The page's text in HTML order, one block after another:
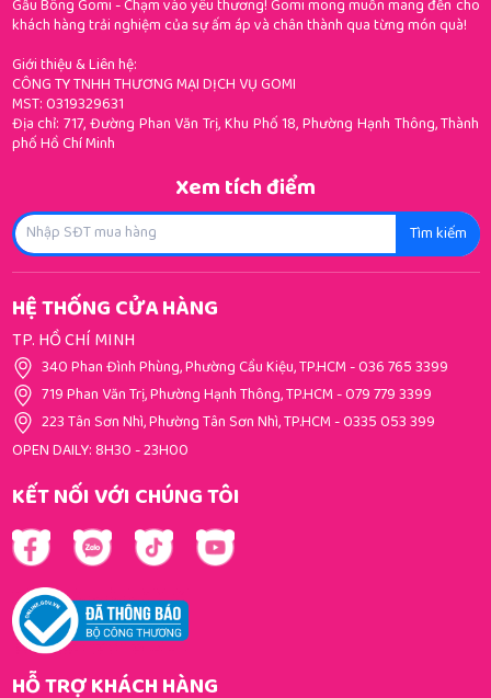
Gấu Bông Gomi - Chạm vào yêu thương! Gomi mong muốn mang đến cho
khách hàng trải nghiệm của sự ấm áp và chân thành qua từng món quà!
Giới thiệu & Liên hệ:
CÔNG TY TNHH THƯƠNG MẠI DỊCH VỤ GOMI
MST: 0319329631
Địa chỉ: 717, Đường Phan Văn Trị, Khu Phố 18, Phường Hạnh Thông, Thành
phố Hồ Chí Minh
Xem tích điểm
Tìm kiếm
HỆ THỐNG CỬA HÀNG
TP. HỒ CHÍ MINH
340 Phan Đình Phùng, Phường Cầu Kiệu, TP.HCM-036 765 3399
719 Phan Văn Trị, Phường Hạnh Thông, TP.HCM-079 779 3399
223 Tân Sơn Nhì, Phường Tân Sơn Nhì, TP.HCM-0335 053 399
OPEN DAILY: 8H30 - 23H00
KẾT NỐI VỚI CHÚNG TÔI
HỖ TRỢ KHÁCH HÀNG